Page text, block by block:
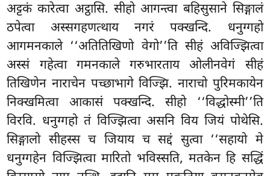
अट्टकं कारेत्वा अट्ठासि. सीहो आगन्त्वा बहिसुसाने सिङ्गालं
ठपेत्वा अस्सगहणत्थाय नगरं पक्खन्दि. धनुग्गहो
आगमनकाले ‘‘अतितिखिणो वेगो’’ति सीहं अविज्झित्वा
अस्सं गहेत्वा गमनकाले गरुभारताय ओलीनवेगं सीहं
तिखिणेन नाराचेन पच्छाभागे विज्झि. नाराचो पुरिमकायेन
निक्खमित्वा आकासं पक्खन्दि. सीहो ‘‘विद्धोस्मी’’ति
विरवि. धनुग्गहो तं विज्झित्वा असनि विय जियं पोथेसि.
सिङ्गालो सीहस्स च जियाय च सद्दं सुत्वा ‘‘सहायो मे
धनुग्गहेन विज्झित्वा मारितो भविस्सति, मतकेन हि सद्धिं